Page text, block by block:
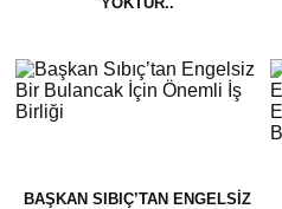
BAŞKAN SIBIÇ’TAN ENGELSIZ